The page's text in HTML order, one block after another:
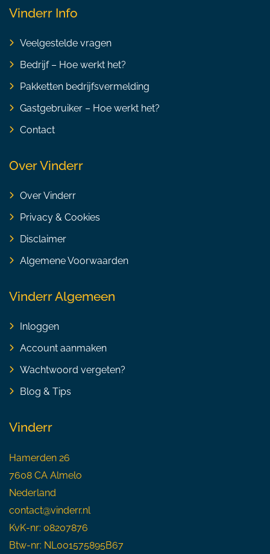
Vinderr Info
Veelgestelde vragen
Bedrijf – Hoe werkt het?
Pakketten bedrijfsvermelding
Gastgebruiker – Hoe werkt het?
Contact
Over Vinderr
Over Vinderr
Privacy & Cookies
Disclaimer
Algemene Voorwaarden
Vinderr Algemeen
Inloggen
Account aanmaken
Wachtwoord vergeten?
Blog & Tips
Vinderr
Hamerden 26
7608 CA Almelo
Nederland
contact@vinderr.nl
KvK-nr: 08207876
Btw-nr: NL001575895B67